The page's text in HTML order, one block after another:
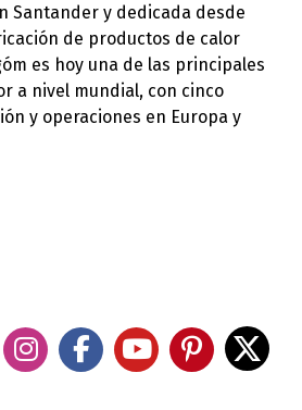
Santander y dedicada desde
de productos de calor
es hoy una de las principales
a nivel mundial, con cinco
y operaciones en Europa y